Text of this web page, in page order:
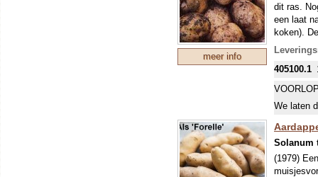
meer info
dit ras.
een laat
koken).
genoemd!
Een
eigenlijk
glas). De
70x40
405100.1
We laten
Solanum
(1979)